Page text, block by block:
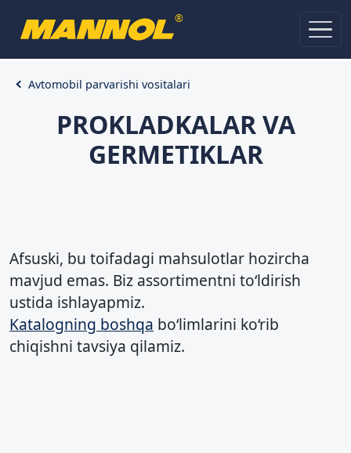
®
Avtomobil parvarishi vositalari
PROKLADKALAR VA
GERMETIKLAR
Afsuski, bu toifadagi mahsulotlar hozircha
mavjud emas. Biz assortimentni to‘ldirish
ustida ishlayapmiz.
Katalogning boshqa bo‘limlarini ko‘rib
chiqishni tavsiya qilamiz.